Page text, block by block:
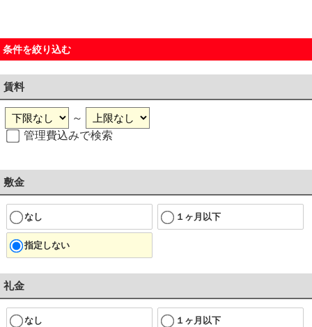
条件を絞り込む
賃料
～
管理費込みで検索
敷金
なし １ヶ月以下
指定しない
礼金
なし １ヶ月以下